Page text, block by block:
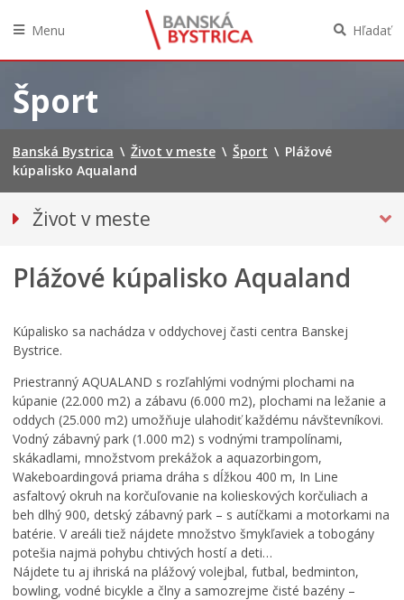
obsah
Menu Hľadať
Šport
Banská Bystrica \ Život v meste \ Šport \ Plážové
kúpalisko Aqualand
Život v meste
Pešia zóna
Pohotovostné kontakty
Podujatia
Úrady a inštitúcie
Mestská polícia
Školstvo
Mladí BB
ŠPORT
Kultúra
Sociálna pomoc
Matrika a pobyt
Plážové kúpalisko Aqualand
Kúpalisko sa nachádza v oddychovej časti centra Banskej
Bystrice.
Priestranný AQUALAND s rozľahlými vodnými plochami na
kúpanie (22.000 m2) a zábavu (6.000 m2), plochami na ležanie a
oddych (25.000 m2) umožňuje ulahodiť každému návštevníkovi.
Vodný zábavný park (1.000 m2) s vodnými trampolínami,
skákadlami, množstvom prekážok a aquazorbingom,
Wakeboardingová priama dráha s dĺžkou 400 m, In Line
asfaltový okruh na korčuľovanie na kolieskových korčuliach a
beh dlhý 900, detský zábavný park – s autíčkami a motorkami na
batérie. V areáli tiež nájdete množstvo šmykľaviek a tobogány
potešia najmä pohybu chtivých hostí a deti…
Nájdete tu aj ihriská na plážový volejbal, futbal, bedminton,
bowling, vodné bicykle a člny a samozrejme čisté bazény –